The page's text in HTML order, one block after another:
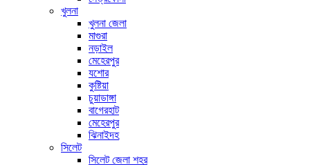
খুলনা
খুলনা জেলা
মাগুরা
নড়াইল
মেহেরপুর
যশোর
কুষ্টিয়া
চুয়াডাঙ্গা
বাগেরহাট
মেহেরপুর
ঝিনাইদহ
সিলেট
সিলেট জেলা শহর